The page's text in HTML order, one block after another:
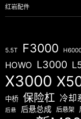
红岩配件
5.5T F3000
HOWO L3000
X3000
中桥 保险杠 冷却
后悬 后悬总成 后悬架